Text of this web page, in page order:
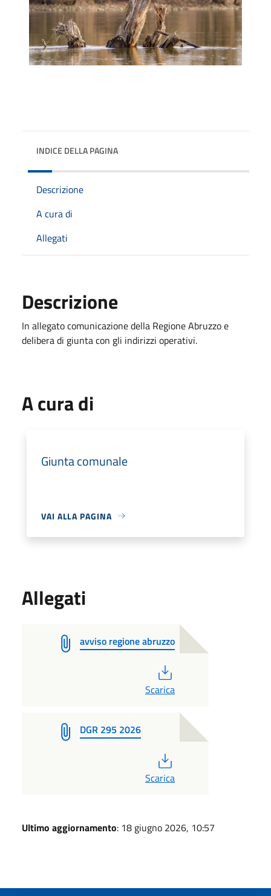
INDICE DELLA PAGINA
Descrizione
A cura di
Allegati
Descrizione
In allegato comunicazione della Regione Abruzzo e
delibera di giunta con gli indirizzi operativi.
A cura di
Giunta comunale
VAI ALLA PAGINA
Allegati
avviso regione abruzzo
Scarica
DGR 295 2026
Scarica
Ultimo aggiornamento: 18 giugno 2026, 10:57